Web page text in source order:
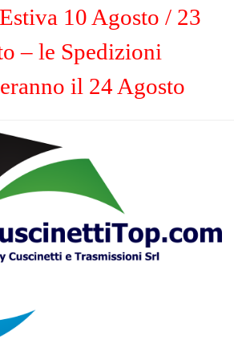
10 Agosto / 23
– le Spedizioni
il 24 Agosto